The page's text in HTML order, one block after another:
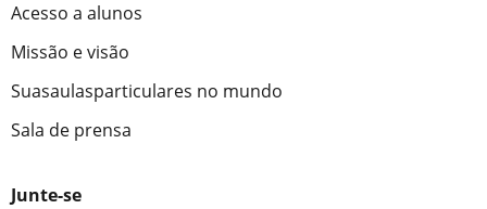
Acesso a alunos
Missão e visão
Suasaulasparticulares no mundo
Sala de prensa
Junte-se